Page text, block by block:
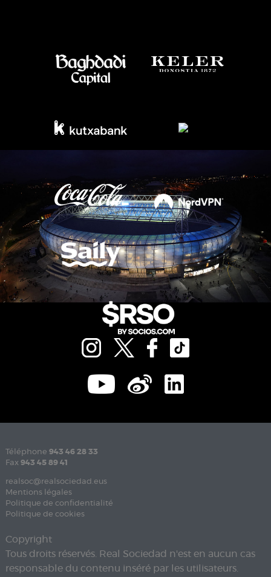
Téléphone 943 46 28 33
Fax 943 45 89 41
realsoc@realsociedad.eus
Mentions légales
Politique de confidentialité
Politique de cookies
Copyright
Tous droits réservés. Real Sociedad n'est en aucun cas
responsable du contenu inséré par les utilisateurs.